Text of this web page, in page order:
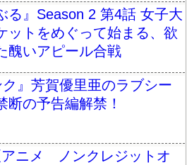
る』Season 2 第4話 女子大
ットをめぐって始まる、欲
醜いアピール合戦
ク』芳賀優里亜のラブシー
断の予告編解禁！
アニメ ノンクレジットオ